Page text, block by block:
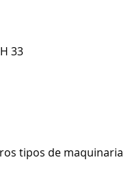
33
tipos de maquinaria